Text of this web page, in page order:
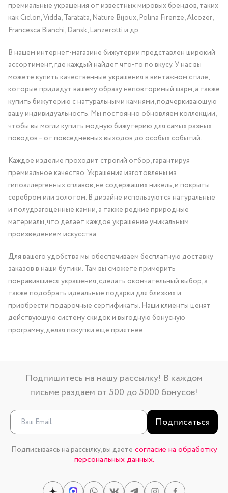
премиальные украшения от известных мировых брендов, таких
как Ciclon, Vidda, Taratata, Nature Bijoux, Polina Firenze, Alcozer,
Francesca Bianchi, Dansk, Lanzerotti и др.
В нашем интернет-магазине бижутерии представлен широкий
ассортимент, где каждый найдет что-то по вкусу. У нас вы
можете купить качественные украшения в винтажном стиле,
которые придадут вашему образу неповторимый шарм, а также
купить бижутерию с натуральными камнями, подчеркивающую
вашу индивидуальность. Мы постоянно обновляем коллекции,
чтобы вы могли купить модную бижутерию для самых разных
поводов – от повседневных выходов до особых событий.
Каждое изделие проходит строгий отбор, гарантируя
премиальное качество. Украшения изготовлены из
гипоаллергенных сплавов, не содержащих никель, и покрыты
серебром или золотом. В дизайне используются натуральные
и полудрагоценные камни, а также редкие природные
материалы, что делает каждое украшение уникальным
произведением искусства.
Для вашего удобства мы обеспечиваем бесплатную доставку
заказов в наши бутики. Там вы сможете примерить
понравившиеся украшения, сделать окончательный выбор, а
также подобрать идеальные подарки для близких и
приобрести подарочные сертификаты. Наши клиенты ценят
действующую систему скидок и выгодную бонусную
программу, делая покупки еще приятнее.
Подпишитесь на нашу рассылку! В каждом
письме раздаем от 500 до 5000 бонусов!
Подписаться
Подписываясь на рассылку, вы даете согласие на обработку
персональных данных.